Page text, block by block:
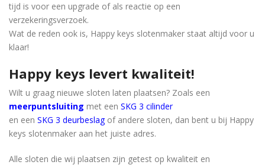
tijd is voor een upgrade of als reactie op een
verzekeringsverzoek.
Wat de reden ook is, Happy keys slotenmaker staat ​​altijd voor u
klaar!
Happy keys levert kwaliteit!
Wilt u graag nieuwe sloten laten plaatsen? Zoals een
meerpuntsluiting met een SKG 3 cilinder
en een SKG 3 deurbeslagof andere sloten, dan bent u bij Happy
keys slotenmaker aan het juiste adres.
Alle sloten die wij plaatsen zijn getest op kwaliteit en